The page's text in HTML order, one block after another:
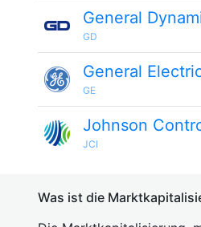
General
GD
General
GE
Johnson
JCI
Was ist die